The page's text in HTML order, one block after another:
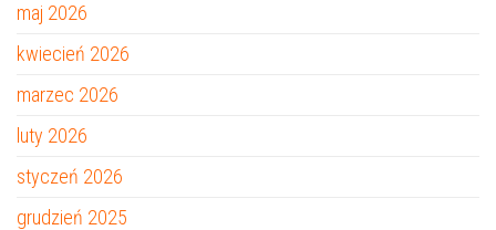
maj 2026
kwiecień 2026
marzec 2026
luty 2026
styczeń 2026
grudzień 2025